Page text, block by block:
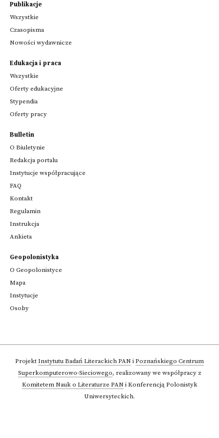
Publikacje
Wszystkie
Czasopisma
Nowości wydawnicze
Edukacja i praca
Wszystkie
Oferty edukacyjne
Stypendia
Oferty pracy
Bulletin
O Biuletynie
Redakcja portalu
Instytucje współpracujące
FAQ
Kontakt
Regulamin
Instrukcja
Ankieta
Geopolonistyka
O Geopolonistyce
Mapa
Instytucje
Osoby
ProjektInstytutu Badań Literackich PAN iPoznańskiego Centrum
Superkomputerowo-Sieciowego, realizowany we współpracy z
Komitetem Nauk o Literaturze PAN i Konferencją Polonistyk
Uniwersyteckich.